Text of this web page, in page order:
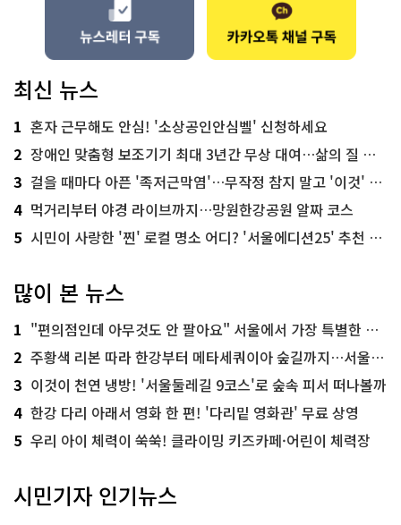
최신 뉴스
1 혼자 근무해도 안심! '소상공인안심벨' 신청하세요
2 장애인 맞춤형 보조기기 최대 3년간 무상 대여…삶의 질 높인다
3 걸을 때마다 아픈 '족저근막염'…무작정 참지 말고 '이것' 해보세요!
4 먹거리부터 야경 라이브까지…망원한강공원 알짜 코스
5 시민이 사랑한 '찐' 로컬 명소 어디? '서울에디션25' 추천 코스
많이 본 뉴스
1 "편의점인데 아무것도 안 팔아요" 서울에서 가장 특별한 편의점의 정체
2 주황색 리본 따라 한강부터 메타세쿼이아 숲길까지…서울둘레길 15코스
3 이것이 천연 냉방! '서울둘레길 9코스'로 숲속 피서 떠나볼까
4 한강 다리 아래서 영화 한 편! '다리밑 영화관' 무료 상영
5 우리 아이 체력이 쑥쑥! 클라이밍 키즈카페·어린이 체력장
시민기자 인기뉴스